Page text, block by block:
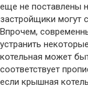
еще не поставлены
застройщики могут
Впрочем,
устранить
котельная может
соответствует
если крышная